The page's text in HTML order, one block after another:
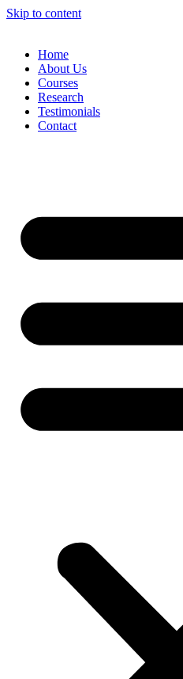
Skip to content
Home
About Us
Courses
Research
Testimonials
Contact